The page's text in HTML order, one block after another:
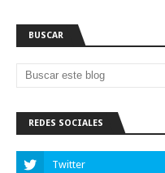
BUSCAR
REDES SOCIALES